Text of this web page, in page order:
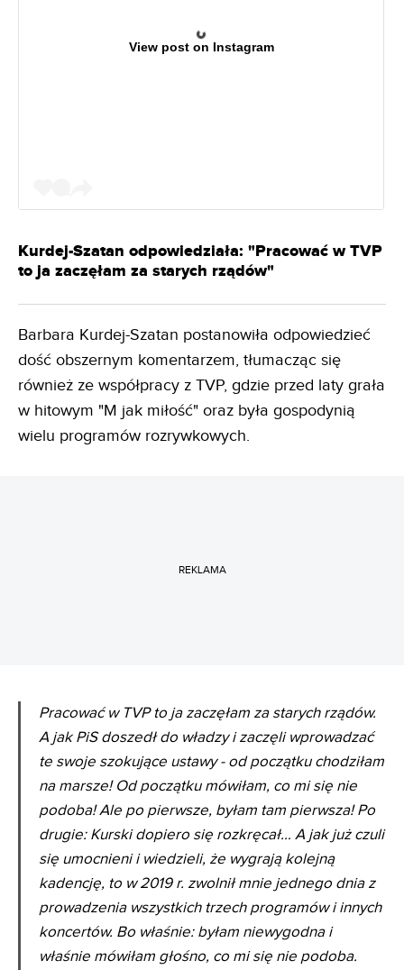
View post on Instagram
Kurdej-Szatan odpowiedziała: "Pracować w TVP
to ja zaczęłam za starych rządów"
Barbara Kurdej-Szatan postanowiła odpowiedzieć
dość obszernym komentarzem, tłumacząc się
również ze współpracy z TVP, gdzie przed laty grała
w hitowym "M jak miłość" oraz była gospodynią
wielu programów rozrywkowych.
REKLAMA
Pracować w TVP to ja zaczęłam za starych rządów.
A jak PiS doszedł do władzy i zaczęli wprowadzać
te swoje szokujące ustawy - od początku chodziłam
na marsze! Od początku mówiłam, co mi się nie
podoba! Ale po pierwsze, byłam tam pierwsza! Po
drugie: Kurski dopiero się rozkręcał… A jak już czuli
się umocnieni i wiedzieli, że wygrają kolejną
kadencję, to w 2019 r. zwolnił mnie jednego dnia z
prowadzenia wszystkich trzech programów i innych
koncertów. Bo właśnie: byłam niewygodna i
właśnie mówiłam głośno, co mi się nie podoba.